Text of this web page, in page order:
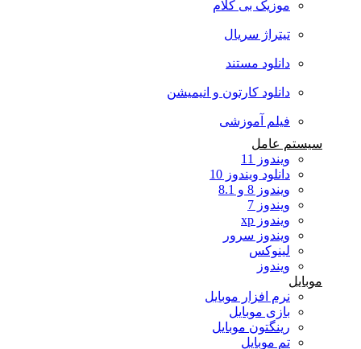
موزیک بی کلام
تیتراژ سریال
دانلود مستند
دانلود کارتون و انیمیشن
فیلم آموزشی
سیستم عامل
ویندوز 11
دانلود ویندوز 10
ویندوز 8 و 8.1
ویندوز 7
ویندوز xp
ویندوز سرور
لینوکس
ویندوز
موبایل
نرم افزار موبایل
بازی موبایل
رینگتون موبایل
تم موبایل